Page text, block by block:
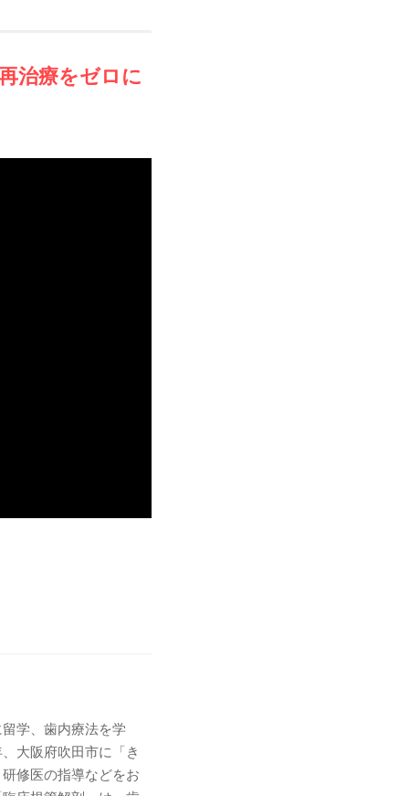
治療をゼロに
学、歯内療法を学
大阪府吹田市に「き
修医の指導などをお